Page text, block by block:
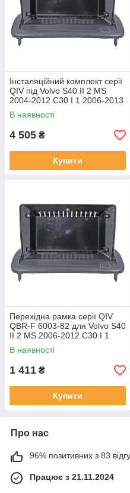
Інсталяційний комплект серії
QIV під Volvo S40 II 2 MS
2004-2012 C30 I 1 2006-2013
C70 II 2 2005-2013 (W1) 9
В наявності
4 505 ₴
Купити
Перехідна рамка серії QIV
QBR-F 6003-82 для Volvo S40
II 2 MS 2006-2012 C30 I 1
2006-2013 C70 II 2 2004-2010
9 дюймів
В наявності
1 411 ₴
Купити
Про нас
96% позитивних з 83
Працює з 21.11.2024